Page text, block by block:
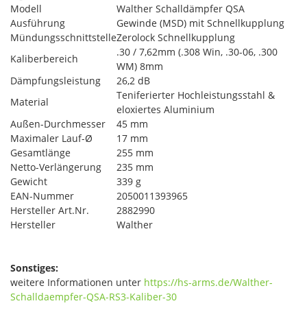
Modell
Walther Schalldämpfer QSA
Ausführung
Gewinde (MSD) mit Schnellkupplung
MündungsschnittstelleZerolock Schnellkupplung
Kaliberbereich
.30 / 7,62mm (.308 Win, .30-06, .300
WM) 8mm
Dämpfungsleistung
26,2 dB
Material
Teniferierter Hochleistungsstahl &
eloxiertes Aluminium
Außen-Durchmesser
45 mm
Maximaler Lauf-Ø
17 mm
Gesamtlänge
255 mm
Netto-Verlängerung
235 mm
Gewicht
339 g
EAN-Nummer
2050011393965
Hersteller Art.Nr.
2882990
Hersteller
Walther
Sonstiges:
weitere Informationen unter https://hs-arms.de/Walther-
Schalldaempfer-QSA-RS3-Kaliber-30